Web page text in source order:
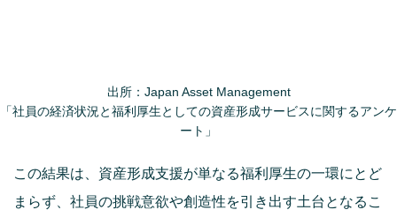
出所：Japan Asset Management
「社員の経済状況と福利厚生としての資産形成サービスに関するアンケ
ート」
この結果は、資産形成支援が単なる福利厚生の一環にとど
まらず、社員の挑戦意欲や創造性を引き出す土台となるこ